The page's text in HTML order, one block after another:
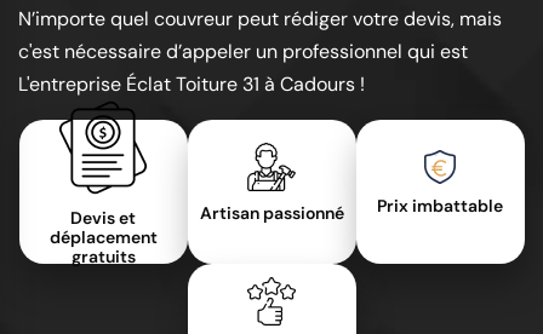
N’importe quel couvreur peut rédiger votre devis, mais
c'est nécessaire d’appeler un professionnel qui est
L'entreprise Éclat Toiture 31 à Cadours !
Devis et
déplacement
gratuits
Artisan passionné Prix imbattable